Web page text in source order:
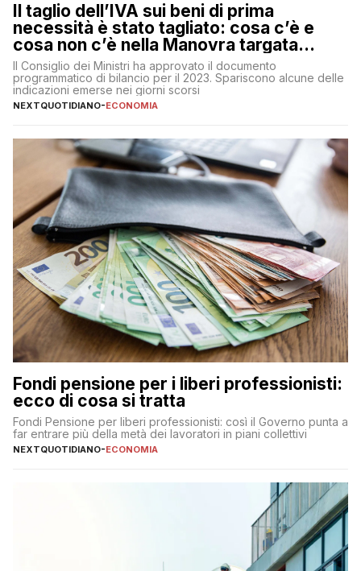
Il taglio dell’IVA sui beni di prima
necessità è stato tagliato: cosa c’è e
cosa non c’è nella Manovra targata
Meloni
Il Consiglio dei Ministri ha approvato il documento
programmatico di bilancio per il 2023. Spariscono alcune delle
indicazioni emerse nei giorni scorsi
NEXTQUOTIDIANO-ECONOMIA
Fondi pensione per i liberi professionisti:
ecco di cosa si tratta
Fondi Pensione per liberi professionisti: così il Governo punta a
far entrare più della metà dei lavoratori in piani collettivi
NEXTQUOTIDIANO-ECONOMIA